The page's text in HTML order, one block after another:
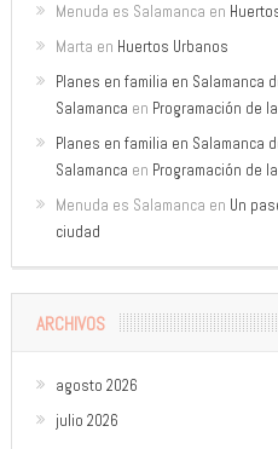
Menuda es Salamanca en
Marta en Huertos Urbanos
Planes en familia en Salamanca
Salamanca en Programación de
Planes en familia en Salamanca
Salamanca en Programación de
Menuda es Salamanca en Un
ciudad
ARCHIVOS
agosto 2026
julio 2026